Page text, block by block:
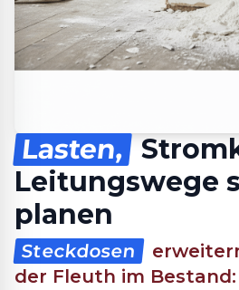
Lasten,
Leitungswege
planen
Steckdosen
der Fleuth im